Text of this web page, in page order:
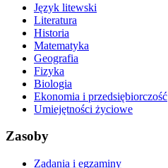
Język litewski
Literatura
Historia
Matematyka
Geografia
Fizyka
Biologia
Ekonomia i przedsiębiorczość
Umiejętności życiowe
Zasoby
Zadania i egzaminy